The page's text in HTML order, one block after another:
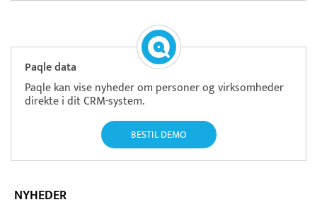
Paqle data
Paqle kan vise nyheder om personer og virksomheder
direkte i dit CRM-system.
BESTIL DEMO
NYHEDER